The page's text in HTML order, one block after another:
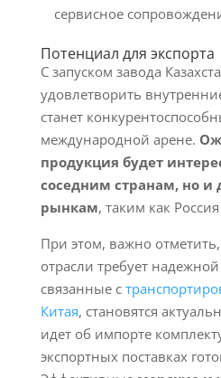
сервисное
Потенциал для экспорта
С запуском завода
удовлетворить
станет
международной арене.
продукция будет
соседним странам, но
рынкам, таким как
При этом, важно
отрасли требует
связанные с
Китая, становятся
идет об импорте
экспортных поставках